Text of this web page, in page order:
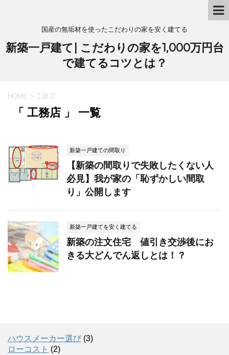
国産の無垢材を使ったこだわりの家を安く建てる
新築一戸建て| こだわりの家を1,000万円台
で建てるコツとは？
HOME > 工務店
「 工務店 」 一覧
新築一戸建ての間取り
【新築の間取りで失敗したくない人
必見】我が家の「恥ずかしい間取
り」公開します
新築一戸建てを安く建てる
新築の注文住宅 値引き交渉後にお
きる大どんでん返しとは！？
ハウスメーカー選び (3)
ローコスト (2)